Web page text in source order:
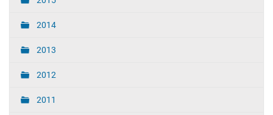
2014
2013
2012
2011